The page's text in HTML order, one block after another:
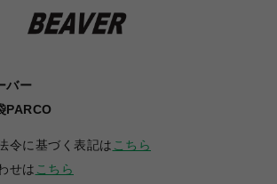
バー
PARCO
令に基づく表記は こちら
せは こちら